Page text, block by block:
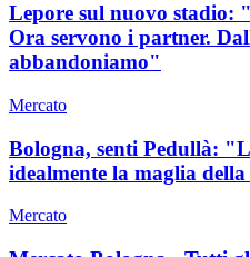
Lepore sul nuovo stadio:
Ora servono i partner.
abbandoniamo"
Mercato
Bologna, senti Pedullà:
idealmente la maglia
Mercato